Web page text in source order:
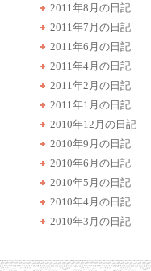
2011年8月の日記
2011年7月の日記
2011年6月の日記
2011年4月の日記
2011年2月の日記
2011年1月の日記
2010年12月の日記
2010年9月の日記
2010年6月の日記
2010年5月の日記
2010年4月の日記
2010年3月の日記